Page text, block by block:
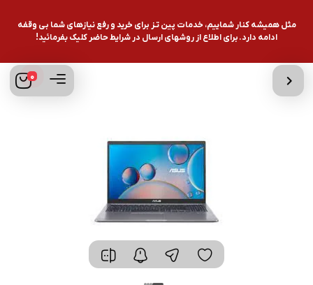
مثل همیشه کنار شماییم، خدمات پین تـز برای خرید و رفع نیازهای شما بی وقفه
ادامه دارد. برای اطلاع از روشهای ارسال در شرایط حاضر کلیک بفرمائید!
0